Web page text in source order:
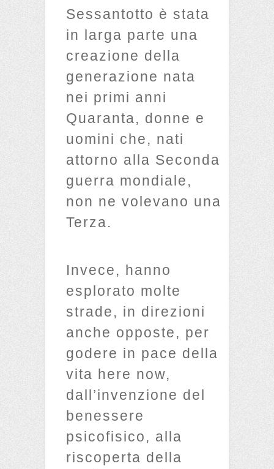
Sessantotto è stata
in larga parte una
creazione della
generazione nata
nei primi anni
Quaranta, donne e
uomini che, nati
attorno alla Seconda
guerra mondiale,
non ne volevano una
Terza.
Invece, hanno
esplorato molte
strade, in direzioni
anche opposte, per
godere in pace della
vita here now,
dall’invenzione del
benessere
psicofisico, alla
riscoperta della